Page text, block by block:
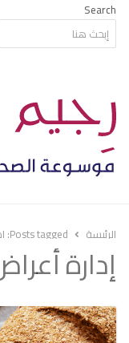
Search
الرئيسة Posts tagged:
إدارة